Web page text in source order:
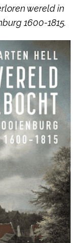
wereld in
1600-1815.